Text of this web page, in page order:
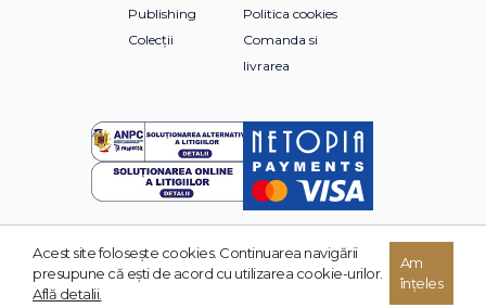
Publishing
Colecții
Politica cookies
Comanda si
livrarea
© 2026 Grupul Editorial TREI. Toate drepturile rezervate.
Acest site foloseşte cookies. Continuarea navigării
presupune că eşti de acord cu utilizarea cookie-urilor.
Află detalii.
Am
înțeles